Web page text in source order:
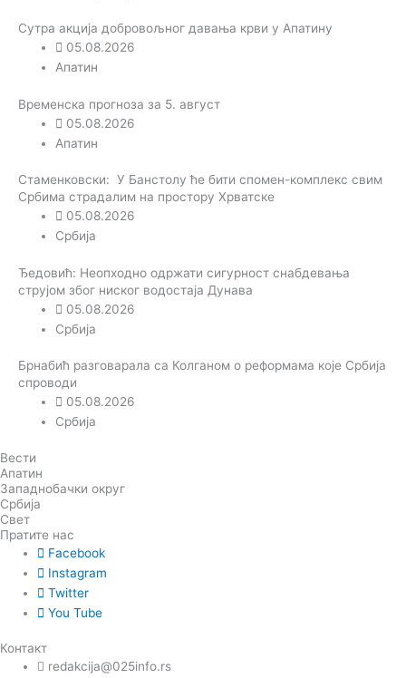
Сутра акција добровољног давања крви у Апатину
05.08.2026
Апатин
Временска прогноза за 5. август
05.08.2026
Апатин
Стаменковски: У Банстолу ће бити спомен-комплекс свим
Србима страдалим на простору Хрватске
05.08.2026
Србија
Ђедовић: Неопходно одржати сигурност снабдевања
струјом због ниског водостаја Дунава
05.08.2026
Србија
Брнабић разговарала са Колганом о реформама које Србија
спроводи
05.08.2026
Србија
Вести
Апатин
Западнобачки округ
Србија
Свет
Пратите нас
Facebook
Instagram
Twitter
You Tube
Контакт
redakcija@025info.rs